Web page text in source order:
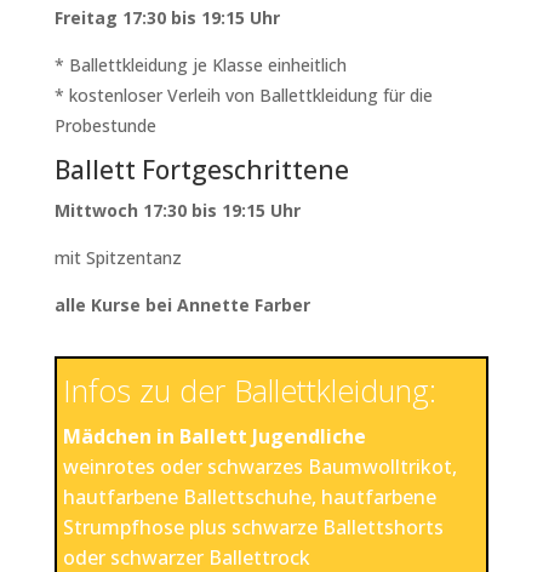
Freitag 17:30 bis 19:15 Uhr
* Ballettkleidung je Klasse einheitlich
* kostenloser Verleih von Ballettkleidung für die
Probestunde
Ballett Fortgeschrittene
Mittwoch 17:30 bis 19:15 Uhr
mit Spitzentanz
alle Kurse bei Annette Farber
Infos zu der Ballettkleidung:
Mädchen in Ballett Jugendliche
weinrotes oder schwarzes Baumwolltrikot,
hautfarbene Ballettschuhe, hautfarbene
Strumpfhose plus schwarze Ballettshorts
oder schwarzer Ballettrock